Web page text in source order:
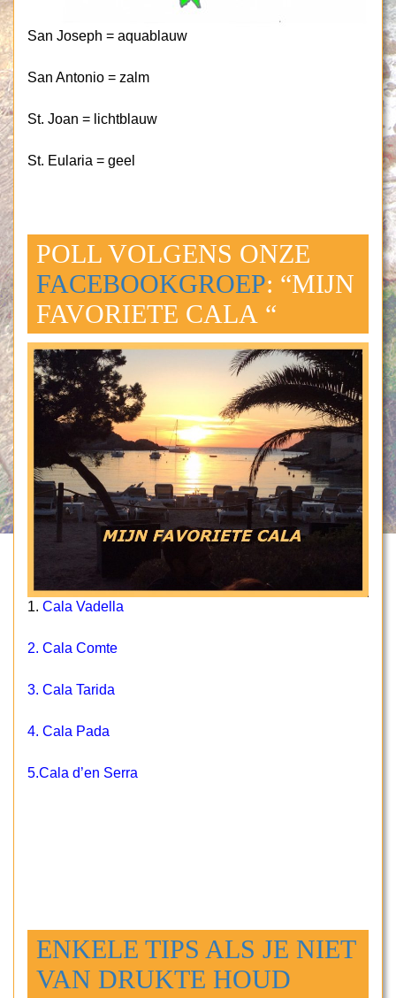
San Joseph = aquablauw
San Antonio = zalm
St. Joan = lichtblauw
St. Eularia = geel
POLL VOLGENS ONZE
FACEBOOKGROEP: “MIJN
FAVORIETE CALA “
1. Cala Vadella
2. Cala Comte
3. Cala Tarida
4. Cala Pada
5.Cala d’en Serra
ENKELE TIPS ALS JE NIET
VAN DRUKTE HOUD